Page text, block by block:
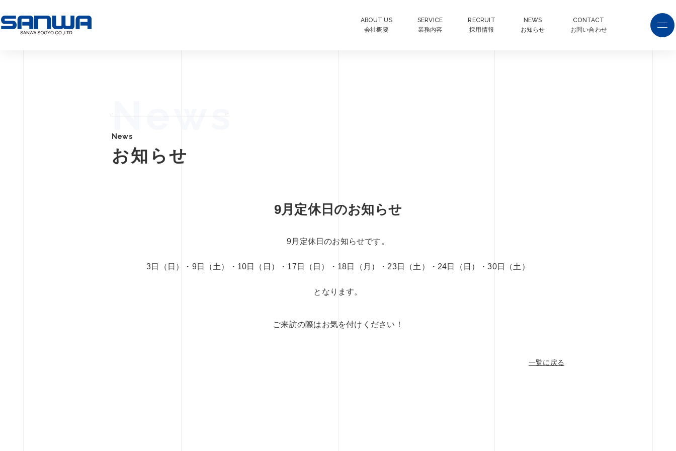
ABOUT US
会社概要
SERVICE
業務内容
RECRUIT
採用情報
NEWS
お知らせ
CONTACT
お問い合わせ
News
News
お知らせ
9月定休日のお知らせ
9月定休日のお知らせです。
3日（日）・9日（土）・10日（日）・17日（日）・18日（月）・23日（土）・24日（日）・30日（土）
となります。
ご来訪の際はお気を付けください！
一覧に戻る